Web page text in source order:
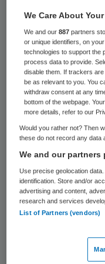
Bouwbedrijf
Construction
verworven in
ondernemingen
Ulster Hospital
Met de
bijna 120
voor BAM.
Het gaat om
uitbreiding
vloeroppervlak
We Care About
We and our887 partners
or unique identifiers, on
technologies to support the
process data to provide.
disable them. If trackers
be as relevant to you. You
withdraw consent at any
bottom of the webpage.
more details, refer to our
Would you rather not? Then
these do not record any data
We and our
Use precise geolocation
identification. Store and/or
advertising and content,
research and services
List of Partners (vendors)